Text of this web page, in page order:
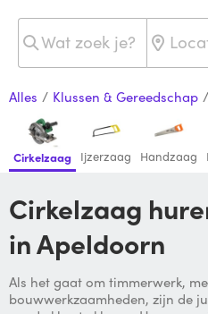
Alles / Klussen & Gereedschap /
Cirkelzaag Ijzerzaag Handzaag
Cirkelzaag huren van je buren
in Apeldoorn
Als het gaat om timmerwerk,
bouwwerkzaamheden, zijn de